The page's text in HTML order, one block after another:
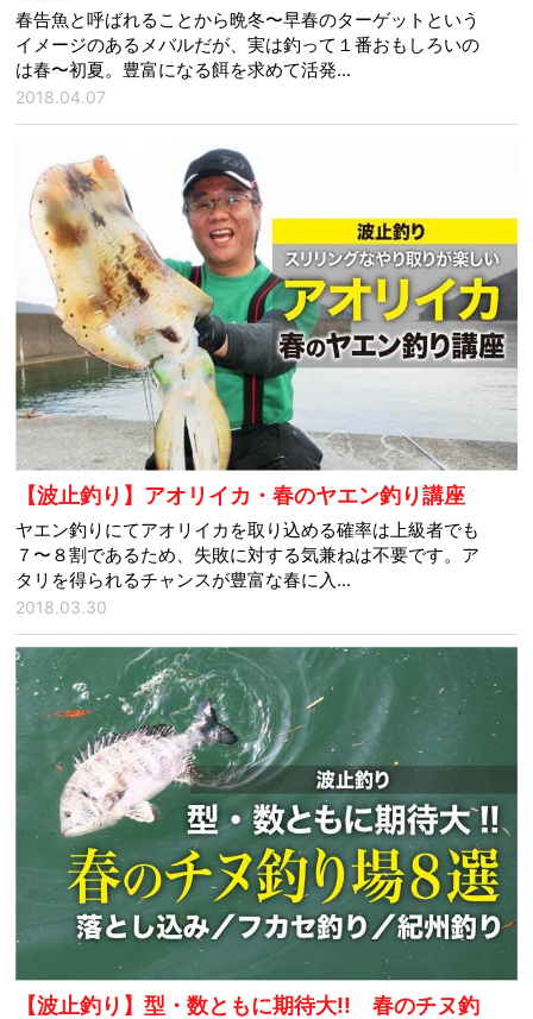
春告魚と呼ばれることから晩冬〜早春のターゲットという
イメージのあるメバルだが、実は釣って１番おもしろいの
は春〜初夏。豊富になる餌を求めて活発...
2018.04.07
【波止釣り】アオリイカ・春のヤエン釣り講座
ヤエン釣りにてアオリイカを取り込める確率は上級者でも
７〜８割であるため、失敗に対する気兼ねは不要です。ア
タリを得られるチャンスが豊富な春に入...
2018.03.30
【波止釣り】型・数ともに期待大!! 春のチヌ釣